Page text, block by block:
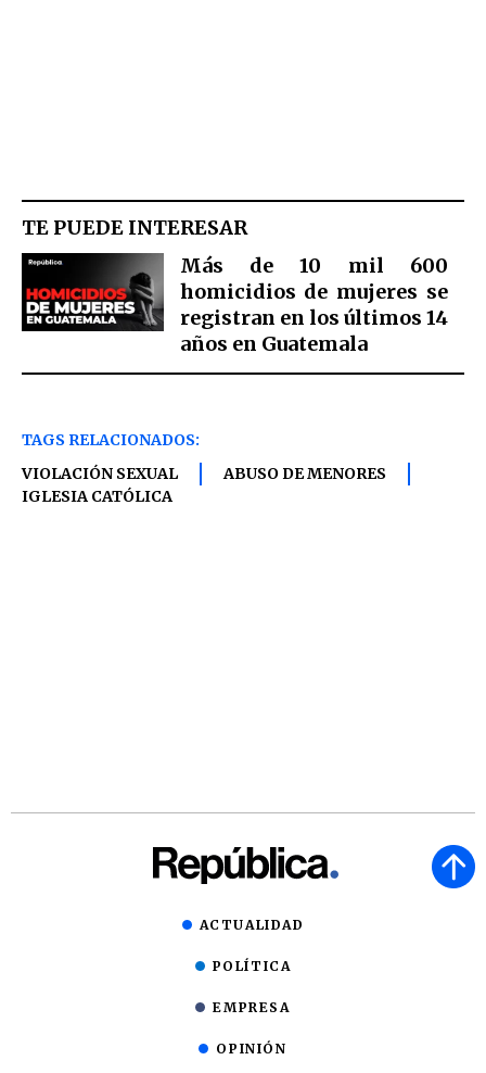
TE PUEDE INTERESAR
Más de 10 mil 600
homicidios de mujeres se
registran en los últimos 14
años en Guatemala
TAGS RELACIONADOS:
VIOLACIÓN SEXUAL
ABUSO DE MENORES
IGLESIA CATÓLICA
ACTUALIDAD
POLÍTICA
EMPRESA
OPINIÓN